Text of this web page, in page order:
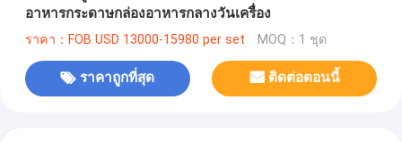
อาหารกระดาษกล่องอาหารกลางวันเครื่อง
ราคา：FOB USD 13000-15980 per set MOQ：1 ชุด
ราคาถูกที่สุด ติดต่อตอนนี้